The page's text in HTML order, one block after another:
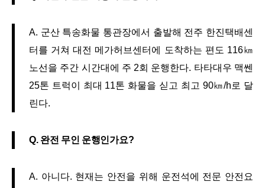
A. 군산 특송화물 통관장에서 출발해 전주 한진택배센
터를 거쳐 대전 메가허브센터에 도착하는 편도 116㎞
노선을 주간 시간대에 주 2회 운행한다. 타타대우 맥쎈
25톤 트럭이 최대 11톤 화물을 싣고 최고 90㎞/h로 달
린다.
Q. 완전 무인 운행인가요?
A. 아니다. 현재는 안전을 위해 운전석에 전문 안전요